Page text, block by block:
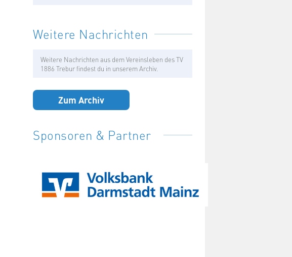
Weitere Nachrichten
Weitere Nachrichten aus dem Vereinsleben des TV
1886 Trebur findest du in unserem Archiv.
Zum Archiv
Sponsoren & Partner